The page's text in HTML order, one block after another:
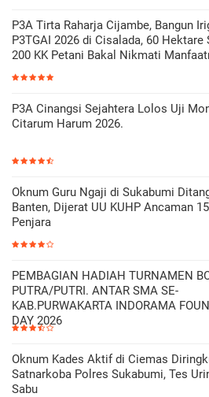
P3A Tirta Raharja Cijambe, Bangun
P3TGAI 2026 di Cisalada, 60 Hektare
200 KK Petani Bakal Nikmati
P3A Cinangsi Sejahtera Lolos Uji
Citarum Harum 2026.
Oknum Guru Ngaji di Sukabumi
Banten, Dijerat UU KUHP Ancaman
Penjara
PEMBAGIAN HADIAH TURNAMEN
PUTRA/PUTRI. ANTAR SMA SE-
KAB.PURWAKARTA INDORAMA
DAY 2026
Oknum Kades Aktif di Ciemas
Satnarkoba Polres Sukabumi, Tes
Sabu